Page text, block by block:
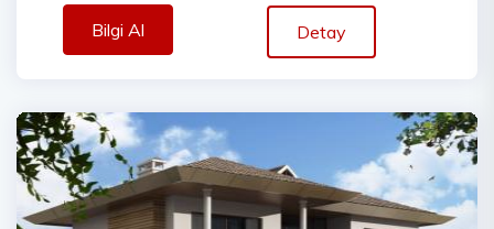
Bilgi Al Detay